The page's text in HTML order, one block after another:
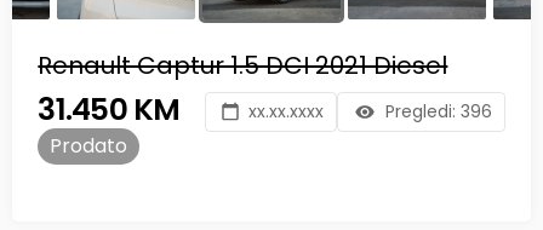
Renault Captur 1.5 DCI 2021 Diesel
31.450 KM
Prodato
xx.xx.xxxx Pregledi: 396